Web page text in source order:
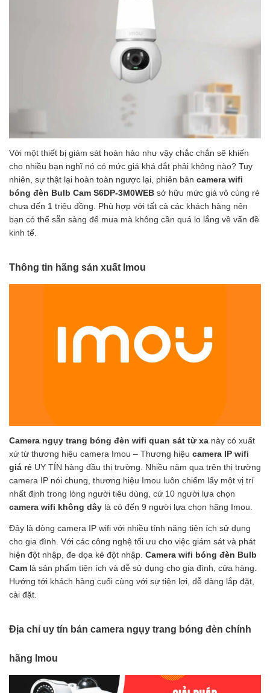
Với một thiết bị giám sát hoàn hảo như vậy chắc chắn sẽ khiến
cho nhiều bạn nghĩ nó có mức giá khá đắt phải không nào? Tuy
nhiên, sự thật lại hoàn toàn ngược lại, phiên bản camera wifi
bóng đèn Bulb Cam S6DP-3M0WEB sở hữu mức giá vô cùng rẻ
chưa đến 1 triệu đồng. Phù hợp với tất cả các khách hàng nên
bạn có thể sẵn sàng để mua mà không cần quá lo lắng về vấn đề
kinh tế.
Thông tin hãng sản xuất Imou
Camera ngụy trang bóng đèn wifi quan sát từ xa này có xuất
xứ từ thương hiệu camera Imou – Thương hiệu camera IP wifi
giá rẻ UY TÍN hàng đầu thị trường. Nhiều năm qua trên thị trường
camera IP nói chung, thương hiệu Imou luôn chiếm lấy một vị trí
nhất định trong lòng người tiêu dùng, cứ 10 người lựa chọn
camera wifi không dây là có đến 9 người lựa chọn hãng Imou.
Đây là dòng camera IP wifi với nhiều tính năng tiện ích sử dụng
cho gia đình. Với các công nghệ tối ưu cho việc giám sát và phát
hiện đột nhập, đe dọa kẻ đột nhập. Camera wifi bóng đèn Bulb
Cam là sản phẩm tiện ích và dễ sử dụng cho gia đình, cửa hàng.
Hướng tới khách hàng cuối cùng với sự tiện lợi, dễ dàng lắp đặt,
cài đặt.
Địa chỉ uy tín bán camera ngụy trang bóng đèn chính
hãng Imou